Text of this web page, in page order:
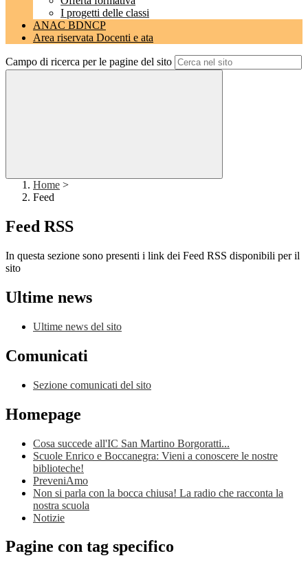
I progetti delle classi
ANAC BDNCP
Area riservata Docenti e ata
Campo di ricerca per le pagine del sito
Home >
Feed
Feed RSS
In questa sezione sono presenti i link dei Feed RSS disponibili per il
sito
Ultime news
Ultime news del sito
Comunicati
Sezione comunicati del sito
Homepage
Cosa succede all'IC San Martino Borgoratti...
Scuole Enrico e Boccanegra: Vieni a conoscere le nostre
biblioteche!
PreveniAmo
Non si parla con la bocca chiusa! La radio che racconta la
nostra scuola
Notizie
Pagine con tag specifico